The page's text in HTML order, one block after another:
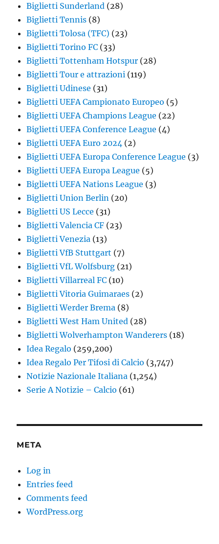
Biglietti Sunderland (28)
Biglietti Tennis (8)
Biglietti Tolosa (TFC) (23)
Biglietti Torino FC (33)
Biglietti Tottenham Hotspur (28)
Biglietti Tour e attrazioni (119)
Biglietti Udinese (31)
Biglietti UEFA Campionato Europeo (5)
Biglietti UEFA Champions League (22)
Biglietti UEFA Conference League (4)
Biglietti UEFA Euro 2024 (2)
Biglietti UEFA Europa Conference League (3)
Biglietti UEFA Europa League (5)
Biglietti UEFA Nations League (3)
Biglietti Union Berlin (20)
Biglietti US Lecce (31)
Biglietti Valencia CF (23)
Biglietti Venezia (13)
Biglietti VfB Stuttgart (7)
Biglietti VfL Wolfsburg (21)
Biglietti Villarreal FC (10)
Biglietti Vitoria Guimaraes (2)
Biglietti Werder Brema (8)
Biglietti West Ham United (28)
Biglietti Wolverhampton Wanderers (18)
Idea Regalo (259,200)
Idea Regalo Per Tifosi di Calcio (3,747)
Notizie Nazionale Italiana (1,254)
Serie A Notizie – Calcio (61)
META
Log in
Entries feed
Comments feed
WordPress.org